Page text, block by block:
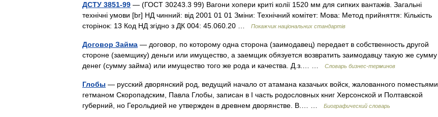
ДСТУ 3851-99 — (ГОСТ 30243.3 99) Вагони хопери криті колії 1520 мм для сипких вантажів. Загальні
технічні умови [br] НД чинний: від 2001 01 01 Зміни: Технічний комітет: Мова: Метод прийняття: Кількість
сторінок: 13 Код НД згідно з ДК 004: 45.060.20 …
Покажчик національних стандартів
Договор Займа — договор, по которому одна сторона (заимодавец) передает в собственность другой
стороне (заемщику) деньги или имущество, а заемщик обязуется возвратить заимодавцу такую же сумму
денег (сумму займа) или имущество того же рода и качества. Д.з.… …
Словарь бизнес-терминов
Глобы — русский дворянский род, ведущий начало от атамана казачьих войск, жалованного поместьями
гетманом Скоропадским, Павла Глобы, записан в I часть родословных книг Херсонской и Полтавской
губерний, но Герольдией не утвержден в древнем дворянстве. В.… …
Биографический словарь